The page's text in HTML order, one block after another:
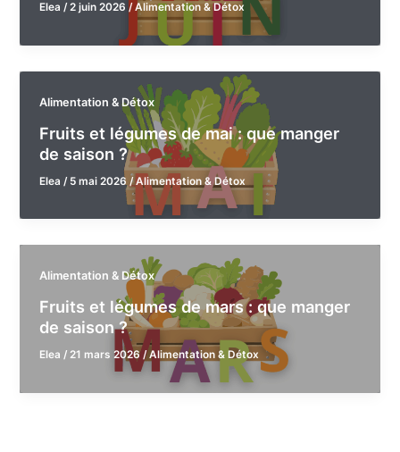
Elea/2 juin 2026/Alimentation & Détox
Alimentation & Détox
Fruits et légumes de mai : que manger
de saison ?
Elea / 5 mai 2026 /Alimentation & Détox
Alimentation & Détox
Fruits et légumes de mars : que manger
de saison ?
Elea/ 21 mars 2026/Alimentation & Détox